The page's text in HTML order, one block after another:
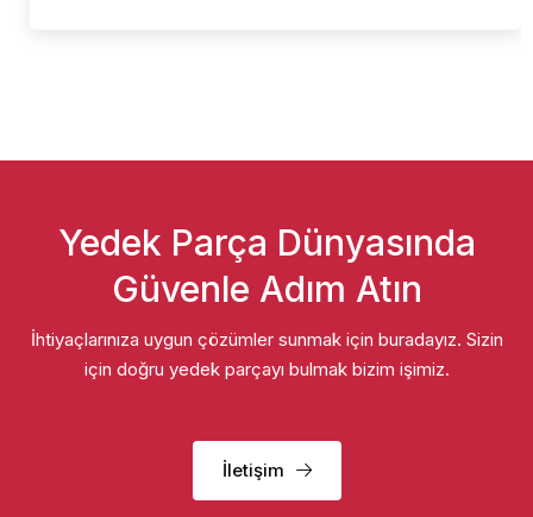
Yedek Parça Dünyasında
Güvenle Adım Atın
İhtiyaçlarınıza uygun çözümler sunmak için buradayız. Sizin
için doğru yedek parçayı bulmak bizim işimiz.
İletişim